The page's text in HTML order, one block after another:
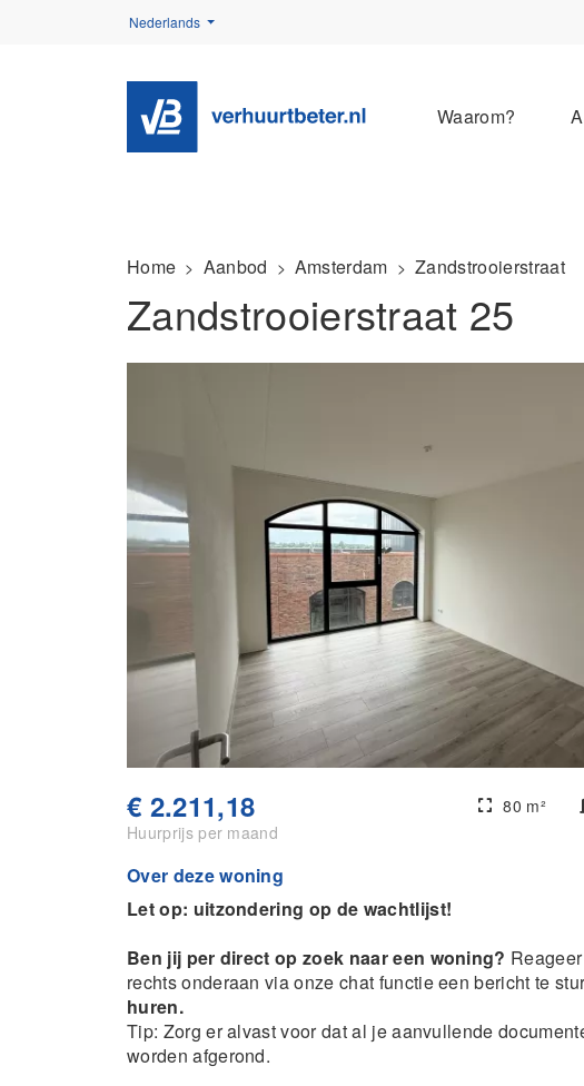
Nederlands
Waarom?
Home Aanbod Amsterdam Zandstrooierstraat
Zandstrooierstraat 25
€ 2.211,18
Huurprijs per maand
80 m²
Over deze woning
Let op: uitzondering op de wachtlijst!
Ben jij per direct op zoek naar een woning?
rechts onderaan via onze chat functie een bericht te
huren.
Tip: Zorg er alvast voor dat al je aanvullende
worden afgerond.